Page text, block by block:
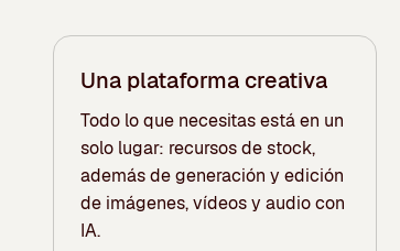
Una plataforma creativa
Todo lo que necesitas está en un
solo lugar: recursos de stock,
además de generación y edición
de imágenes, vídeos y audio con
IA.